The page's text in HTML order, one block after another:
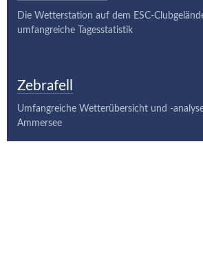
Die Wetterstation auf dem ESC-
umfangreiche Tagesstatistik
Zebrafell
Umfangreiche Wetterübersicht und -
Ammersee